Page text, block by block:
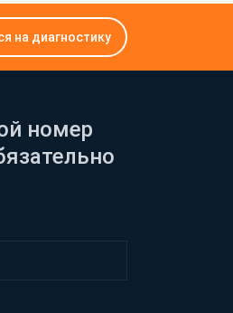
на диагностику
номер